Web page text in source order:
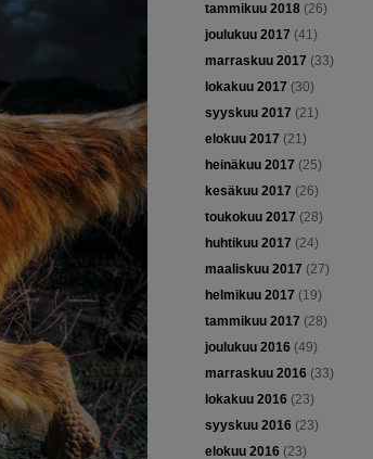
tammikuu 2018(26)
joulukuu 2017 (41)
marraskuu 2017 (33)
lokakuu 2017 (30)
syyskuu 2017 (21)
elokuu 2017 (21)
heinäkuu 2017 (25)
kesäkuu 2017 (26)
toukokuu 2017 (28)
huhtikuu 2017 (24)
maaliskuu 2017 (27)
helmikuu 2017 (19)
tammikuu 2017 (28)
joulukuu 2016 (49)
marraskuu 2016 (33)
lokakuu 2016 (23)
syyskuu 2016 (23)
elokuu 2016 (23)